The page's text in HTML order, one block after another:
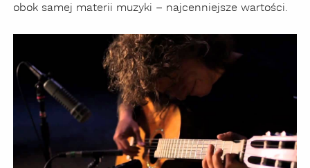
obok samej materii muzyki – najcenniejsze wartości.